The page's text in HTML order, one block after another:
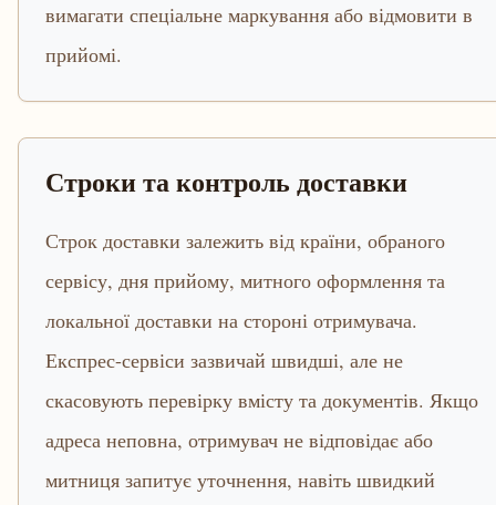
вимагати спеціальне маркування або відмовити в
прийомі.
Строки та контроль доставки
Строк доставки залежить від країни, обраного
сервісу, дня прийому, митного оформлення та
локальної доставки на стороні отримувача.
Експрес-сервіси зазвичай швидші, але не
скасовують перевірку вмісту та документів. Якщо
адреса неповна, отримувач не відповідає або
митниця запитує уточнення, навіть швидкий